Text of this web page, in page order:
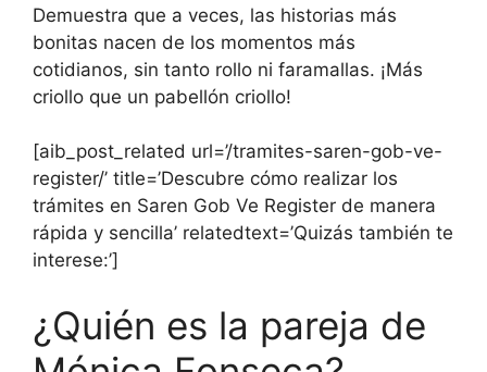
Demuestra que a veces, las historias más
bonitas nacen de los momentos más
cotidianos, sin tanto rollo ni faramallas. ¡Más
criollo que un pabellón criollo!
[aib_post_related url=’/tramites-saren-gob-ve-
register/’ title=’Descubre cómo realizar los
trámites en Saren Gob Ve Register de manera
rápida y sencilla’ relatedtext=’Quizás también te
interese:’]
¿Quién es la pareja de